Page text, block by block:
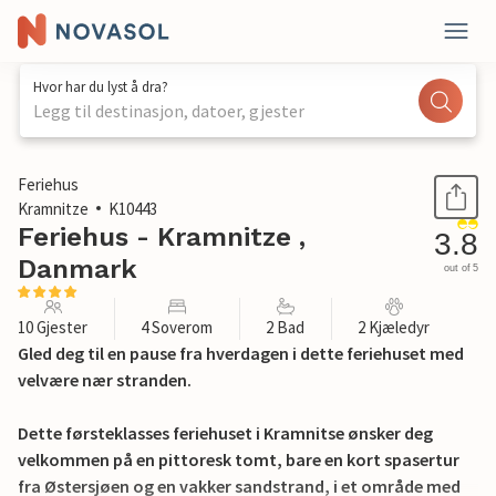
Hvor har du lyst å dra?
Legg til destinasjon, datoer, gjester
1 / 22
Feriehus
Kramnitze
K10443
Feriehus - Kramnitze ,
Danmark
3.8
out of 5
10 Gjester 4 Soverom 2 Bad 2 Kjæledyr
Gled deg til en pause fra hverdagen i dette feriehuset med
velvære nær stranden.
Dette førsteklasses feriehuset i Kramnitse ønsker deg
velkommen på en pittoresk tomt, bare en kort spasertur
fra Østersjøen og en vakker sandstrand, i et område med